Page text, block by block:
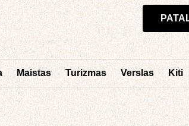
Maistas Turizmas Verslas Kiti